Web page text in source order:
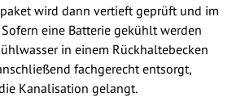
wird dann vertieft geprüft und im
eine Batterie gekühlt werden
in einem Rückhaltebecken
fachgerecht entsorgt,
Kanalisation gelangt.